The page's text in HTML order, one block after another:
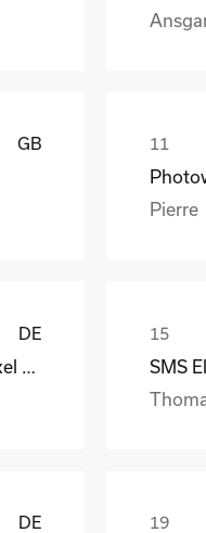
GB
Pierre
DE
SMS
DE